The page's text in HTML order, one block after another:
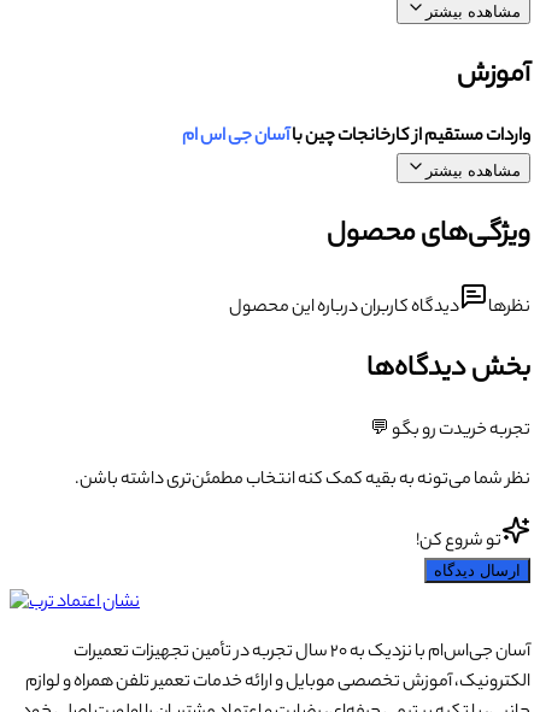
مشاهده بیشتر
آموزش
واردات مستقیم از کارخانجات چین باآسان جی اس ام
مشاهده بیشتر
ویژگی‌های محصول
نظرها دیدگاه کاربران درباره این محصول
بخش دیدگاه‌ها
تجربه خریدت رو بگو 💬
نظر شما می‌تونه به بقیه کمک کنه انتخاب مطمئن‌تری داشته باشن.
تو شروع کن!
ارسال دیدگاه
آسان جی‌اس‌ام با نزدیک به ۲۰ سال تجربه در تأمین تجهیزات تعمیرات
الکترونیک، آموزش تخصصی موبایل و ارائه خدمات تعمیر تلفن همراه و لوازم